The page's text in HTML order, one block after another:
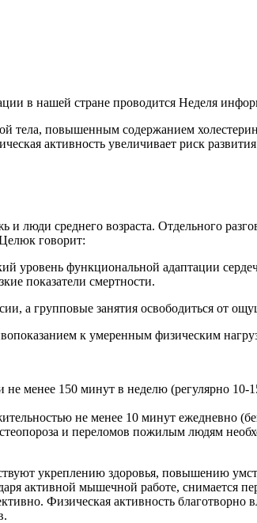
в нашей стране проводится Неделя
тела, повышенным содержанием
активность увеличивает риск
люди среднего возраста. Отдельного
говорит:
функциональной адаптации
показатели смертности.
а групповые занятия освободиться от
к умеренным физическим
менее 150 минут в неделю (регулярно 10-
не менее 10 минут ежедневно
и переломов пожилым людям
укреплению здоровья, повышению
активной мышечной работе, снимается
Физическая активность